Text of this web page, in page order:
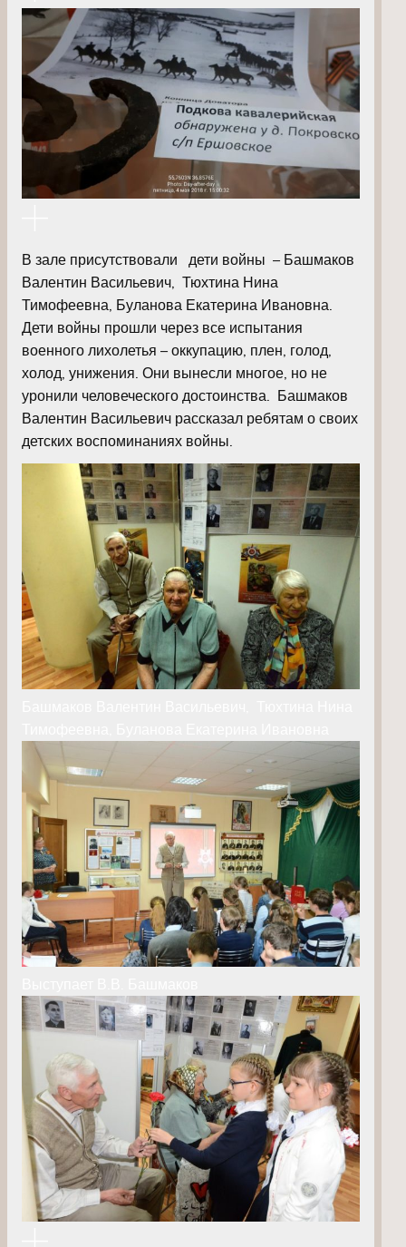
В зале присутствовали дети войны – Башмаков
Валентин Васильевич, Тюхтина Нина
Тимофеевна, Буланова Екатерина Ивановна.
Дети войны прошли через все испытания
военного лихолетья – оккупацию, плен, голод,
холод, унижения. Они вынесли многое, но не
уронили человеческого достоинства. Башмаков
Валентин Васильевич рассказал ребятам о своих
детских воспоминаниях войны.